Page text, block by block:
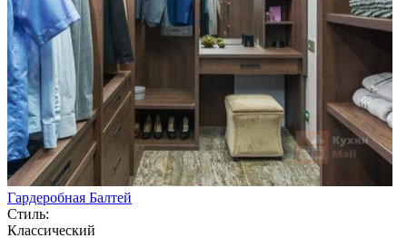
Гардеробная Балтей
Стиль:
Классический